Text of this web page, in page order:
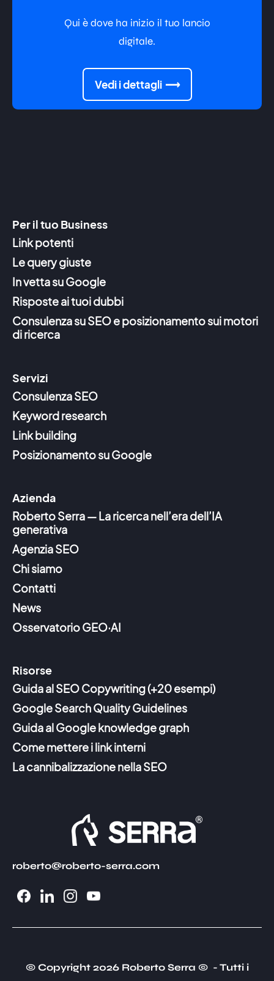
Qui è dove ha inizio il tuo lancio
digitale.
Vedi i dettagli
Per il tuo Business
Link potenti
Le query giuste
In vetta su Google
Risposte ai tuoi dubbi
Consulenza su SEO e posizionamento sui motori
di ricerca
Servizi
Consulenza SEO
Keyword research
Link building
Posizionamento su Google
Azienda
Roberto Serra — La ricerca nell’era dell’IA
generativa
Agenzia SEO
Chi siamo
Contatti
News
Osservatorio GEO·AI
Risorse
Guida al SEO Copywriting (+20 esempi)
Google Search Quality Guidelines
Guida al Google knowledge graph
Come mettere i link interni
La cannibalizzazione nella SEO
roberto@roberto-serra.com
© Copyright 2026 Roberto Serra © - Tutti i